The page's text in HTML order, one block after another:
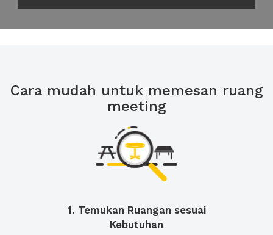
Cara mudah untuk memesan ruang
meeting
1. Temukan Ruangan sesuai
Kebutuhan